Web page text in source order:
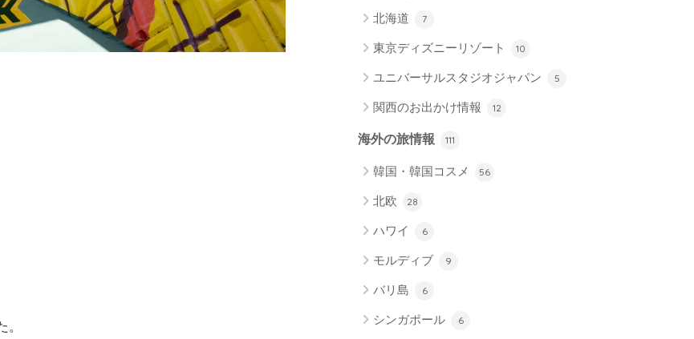
北海道 7
東京ディズニーリゾート 10
ユニバーサルスタジオジャパン 5
関西のお出かけ情報 12
海外の旅情報 111
韓国・韓国コスメ 56
北欧 28
ハワイ 6
モルディブ 9
バリ島 6
シンガポール 6